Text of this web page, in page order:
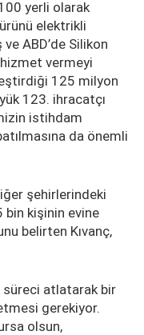
yerli olarak
elektrikli
ABD’de Silikon
vermeyi
125 milyon
123. ihracatçı
istihdam
da önemli
şehirlerindeki
bin kişinin evine
belirten Kıvanç,
süreci atlatarak bir
gerekiyor.
olsun,